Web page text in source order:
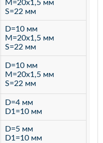
M=20х1,5 мм
S=22 мм
D=10 мм
M=20х1,5 мм
S=22 мм
D=10 мм
M=20х1,5 мм
S=22 мм
D=4 мм
D1=10 мм
D=5 мм
D1=10 мм